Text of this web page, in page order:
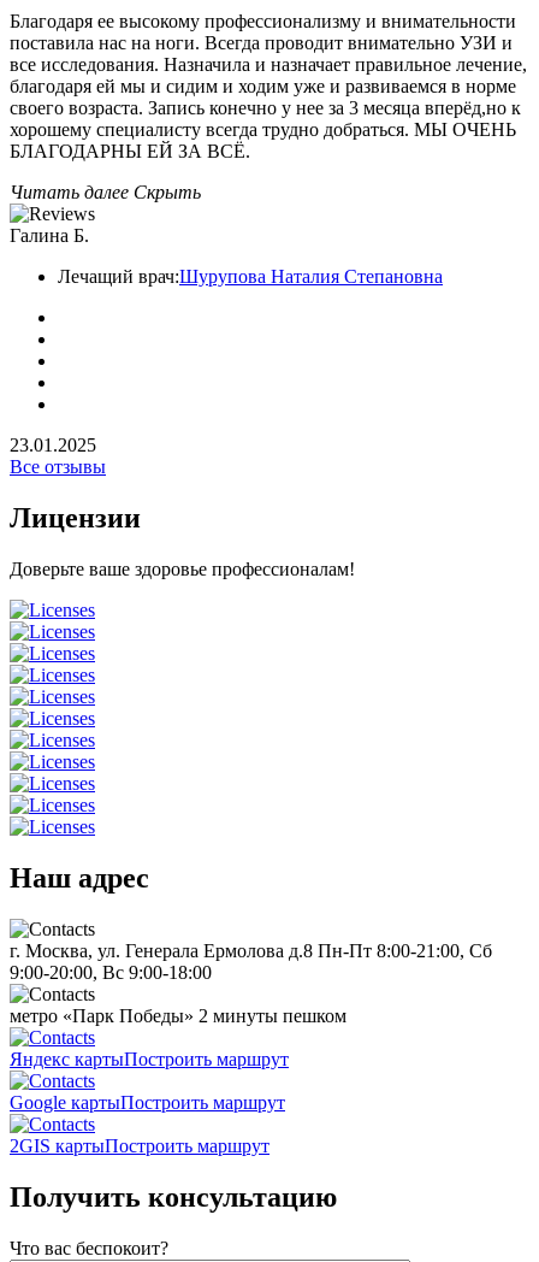
Благодаря ее высокому профессионализму и внимательности
поставила нас на ноги. Всегда проводит внимательно УЗИ и
все исследования. Назначила и назначает правильное лечение,
благодаря ей мы и сидим и ходим уже и развиваемся в норме
своего возраста. Запись конечно у нее за 3 месяца вперёд,но к
хорошему специалисту всегда трудно добраться. МЫ ОЧЕНЬ
БЛАГОДАРНЫ ЕЙ ЗА ВСЁ.
Читать далее Скрыть
Галина Б.
Лечащий врач:Шурупова Наталия Степановна
23.01.2025
Все отзывы
Лицензии
Доверьте ваше здоровье профессионалам!
Наш адрес
г. Москва, ул. Генерала Ермолова д.8 Пн-Пт 8:00-21:00, Сб
9:00-20:00, Вс 9:00-18:00
метро «Парк Победы» 2 минуты пешком
Яндекс картыПостроить маршрут
Google картыПостроить маршрут
2GIS картыПостроить маршрут
Получить консультацию
Что вас беспокоит?